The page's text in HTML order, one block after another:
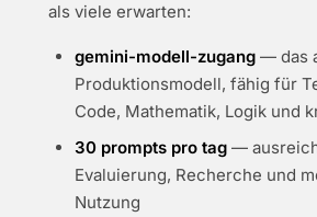
als viele erwarten:
gemini-modell-zugang — das
Produktionsmodell, fähig für
Code, Mathematik, Logik und
30 prompts pro tag —
Evaluierung, Recherche und
Nutzung